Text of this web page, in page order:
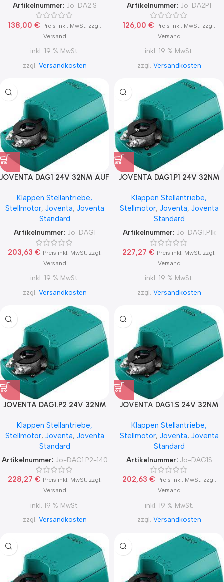
Artikelnummer: Jo-DA2.S
138,00 € Preis inkl. MwSt. zzgl.
Versand
inkl. 19 % MwSt.
zzgl. Versandkosten
Artikelnummer: Jo-DA2P1
126,00 € Preis inkl. MwSt. zzgl.
Versand
inkl. 19 % MwSt.
zzgl. Versandkosten
JOVENTA DAG1 24V 32NM AUF
Klappen Stellantriebe,
Stellmotor, Joventa, Joventa
Standard
Artikelnummer: Jo-DAG1
203,63 € Preis inkl. MwSt. zzgl.
Versand
inkl. 19 % MwSt.
zzgl. Versandkosten
JOVENTA DAG1.P1 24V 32NM
RuCKFÜHRPOTENTIOMETER
1KOhm
Klappen Stellantriebe,
Stellmotor, Joventa, Joventa
Standard
Artikelnummer: Jo-DAG1.P1k
227,27 € Preis inkl. MwSt. zzgl.
Versand
inkl. 19 % MwSt.
zzgl. Versandkosten
JOVENTA DAG1.P2 24V 32NM
RÜCKFÜHRPOTENTIOMETER
140 Ohm
Klappen Stellantriebe,
Stellmotor, Joventa, Joventa
Standard
Artikelnummer: Jo-DAG1.P2-140
228,27 € Preis inkl. MwSt. zzgl.
Versand
inkl. 19 % MwSt.
zzgl. Versandkosten
JOVENTA DAG1.S 24V 32NM
ENDLAGENSCHALTER
Klappen Stellantriebe,
Stellmotor, Joventa, Joventa
Standard
Artikelnummer: Jo-DAG1S
202,63 € Preis inkl. MwSt. zzgl.
Versand
inkl. 19 % MwSt.
zzgl. Versandkosten